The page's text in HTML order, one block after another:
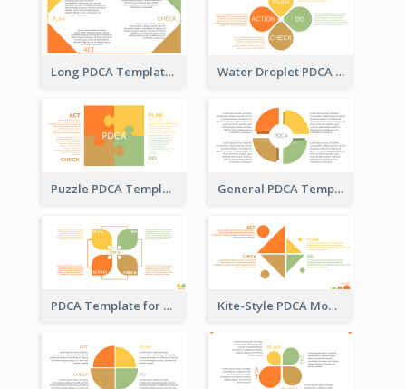
Long PDCA Template Water Droplet PDCA Template
Puzzle PDCA Template General PDCA Template for Business
PDCA Template for Startup Kite-Style PDCA Model Template